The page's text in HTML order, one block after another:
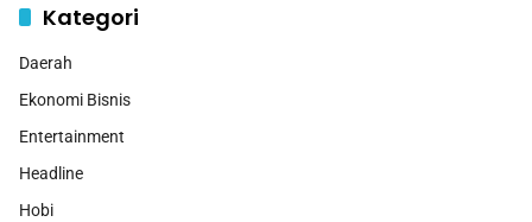
Kategori
Daerah
Ekonomi Bisnis
Entertainment
Headline
Hobi